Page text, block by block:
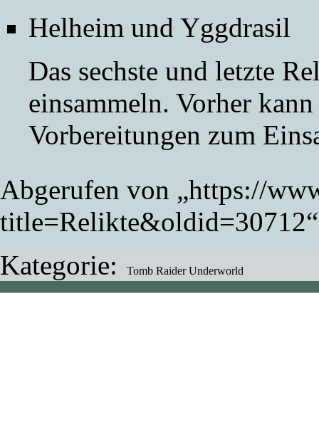
Helheim und Yggdrasil
Das sechste und letzte
einsammeln. Vorher
Vorbereitungen zum
Abgerufen von „https://
title=Relikte&oldid=30712“
Kategorie: Tomb Raider Underworld